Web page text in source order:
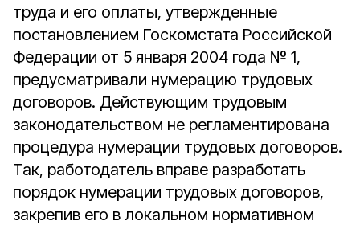
труда и его оплаты, утвержденные
постановлением Госкомстата Российской
Федерации от 5 января 2004 года № 1,
предусматривали нумерацию трудовых
договоров. Действующим трудовым
законодательством не регламентирована
процедура нумерации трудовых договоров.
Так, работодатель вправе разработать
порядок нумерации трудовых договоров,
закрепив его в локальном нормативном